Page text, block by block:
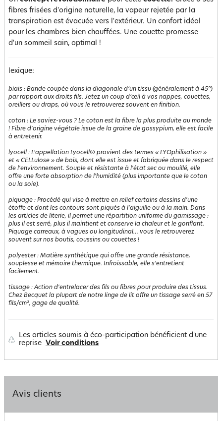
fibres frisées d'origine naturelle, la vapeur rejetée par la
transpiration est évacuée vers l'extérieur. Un confort idéal
pour les chambres bien chauffées. Une couette promesse
d'un sommeil sain, optimal !
lexique:
biais : Bande coupée dans la diagonale d’un tissu (généralement à 45°)
par rapport aux droits fils. Jetez un coup d’œil à vos nappes, couettes,
oreillers ou draps, où vous le retrouverez souvent en finition.
coton : Le saviez-vous ? Le coton est la fibre la plus produite au monde
! Fibre d'origine végétale issue de la graine de gossypium, elle est facile
à entretenir.
lyocell : L’appellation Lyocell® provient des termes « LYOphilisation »
et « CELLulose » de bois, dont elle est issue et fabriquée dans le respect
de l'environnement. Souple et résistante à l'état sec ou mouillé, elle
offre une forte absorption de l'humidité (plus importante que le coton
ou la soie).
piquage : Procédé qui vise à mettre en relief certains dessins d'une
étoffe et dont les contours sont piqués à l'aiguille ou à la main. Dans
les articles de literie, il permet une répartition uniforme du garnissage :
plus il est serré, plus il maintient et conserve la chaleur et le gonflant.
Piquage carreaux, à vagues ou longitudinal… vous le retrouverez
souvent sur nos boutis, coussins ou couettes !
polyester: Matière synthétique qui offre une grande résistance,
souplesse et mémoire thermique. Infroissable, elle s'entretient
facilement.
tissage :Action d'entrelacer des fils ou fibres pour produire des tissus.
Chez Becquet la plupart de notre linge de lit offre un tissage serré en 57
fils/cm², gage de qualité.
Les articles soumis à éco-participation bénéficient d'une
reprise Voir conditions
Avis clients